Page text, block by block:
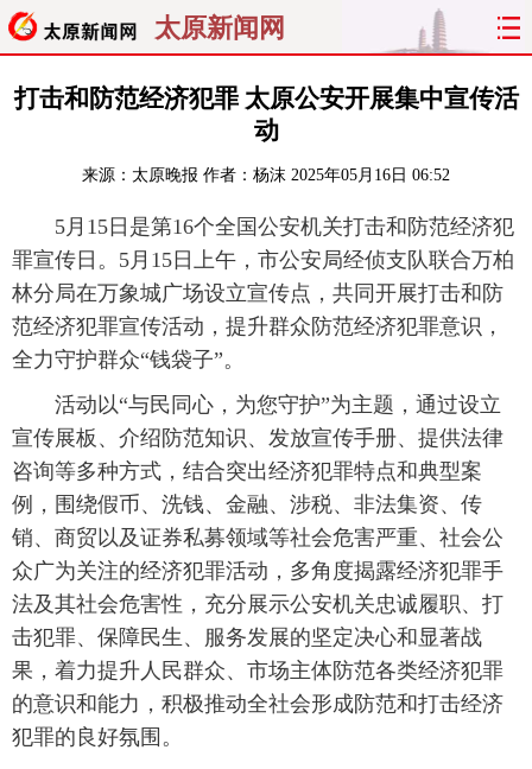
太原新闻网
首页 聚焦 太原 山西
旅游 理财 政务 教育
看天下 晋月读 最太原 网罗民生
太原日报 太原晚报 热评 社区
打击和防范经济犯罪 太原公安开展集中宣传活
动
来源： 太原晚报 作者：杨沫 2025年05月16日 06:52
5月15日是第16个全国公安机关打击和防范经济犯
罪宣传日。5月15日上午，市公安局经侦支队联合万柏
林分局在万象城广场设立宣传点，共同开展打击和防
范经济犯罪宣传活动，提升群众防范经济犯罪意识，
全力守护群众“钱袋子”。
活动以“与民同心，为您守护”为主题，通过设立
宣传展板、介绍防范知识、发放宣传手册、提供法律
咨询等多种方式，结合突出经济犯罪特点和典型案
例，围绕假币、洗钱、金融、涉税、非法集资、传
销、商贸以及证券私募领域等社会危害严重、社会公
众广为关注的经济犯罪活动，多角度揭露经济犯罪手
法及其社会危害性，充分展示公安机关忠诚履职、打
击犯罪、保障民生、服务发展的坚定决心和显著战
果，着力提升人民群众、市场主体防范各类经济犯罪
的意识和能力，积极推动全社会形成防范和打击经济
犯罪的良好氛围。